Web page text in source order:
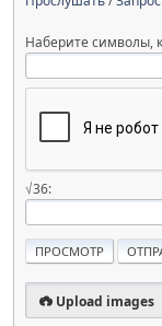
Наберите символы,
√36:
Upload images